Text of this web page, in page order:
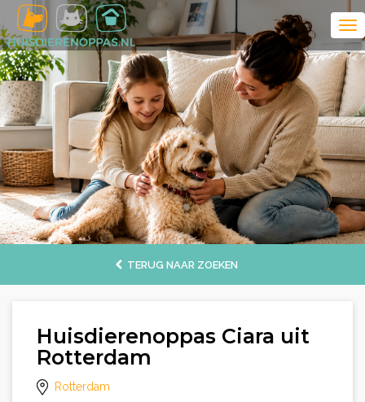
TERUG NAAR ZOEKEN
Huisdierenoppas Ciara uit
Rotterdam
Rotterdam